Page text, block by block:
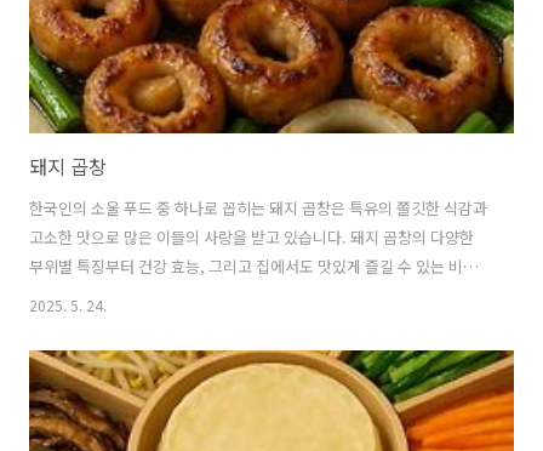
돼지 곱창
한국인의 소울 푸드 중 하나로 꼽히는 돼지 곱창은 특유의 쫄깃한 식감과
고소한 맛으로 많은 이들의 사랑을 받고 있습니다. 돼지 곱창의 다양한
부위별 특징부터 건강 효능, 그리고 집에서도 맛있게 즐길 수 있는 비법
까지, 돼지 곱창의 모든 것을 자세하게 알려드리겠습니다. 🍲 돼지 곱창,
의미하지만, 돼지 내장 중 곱창처럼 즐기는 부위는 생각보다 다양합니다.
각 부위마다 맛과 식감이 달라서 아는 만큼 더 맛있게 즐길 수 있습니
다.1. 소장: 우리가 흔히 아는 '곱창'가장 일반적으로 돼지 곱창이라고 불
리는 부위는 바로 소장입니다.소장은 길고 얇은 관 형태로, 내부에 곱이
2025. 5. 24.